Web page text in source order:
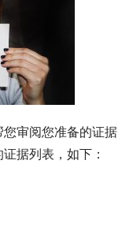
审阅您准备的证据
据列表，如下：